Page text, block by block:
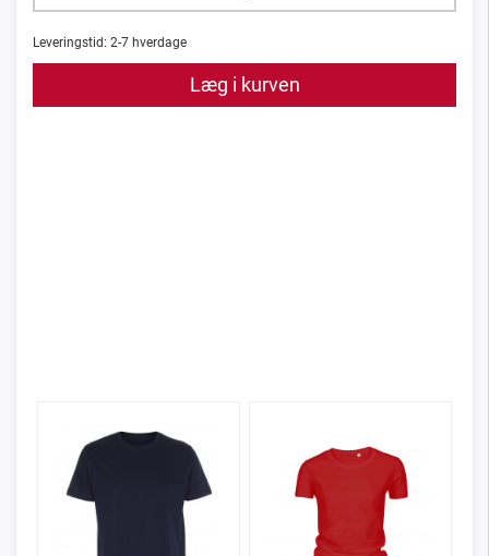
Leveringstid: 2-7 hverdage
Læg i kurven